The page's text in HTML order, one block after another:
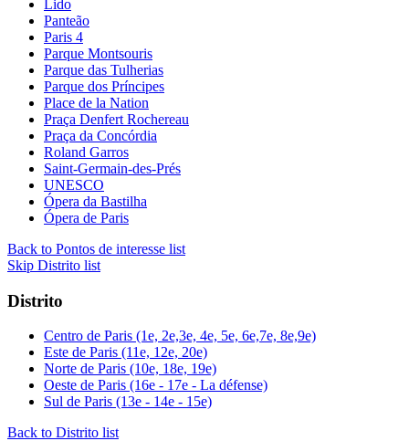
Lido
Panteão
Paris 4
Parque Montsouris
Parque das Tulherias
Parque dos Príncipes
Place de la Nation
Praça Denfert Rochereau
Praça da Concórdia
Roland Garros
Saint-Germain-des-Prés
UNESCO
Ópera da Bastilha
Ópera de Paris
Back to Pontos de interesse list
Skip Distrito list
Distrito
Centro de Paris (1e, 2e,3e, 4e, 5e, 6e,7e, 8e,9e)
Este de Paris (11e, 12e, 20e)
Norte de Paris (10e, 18e, 19e)
Oeste de Paris (16e - 17e - La défense)
Sul de Paris (13e - 14e - 15e)
Back to Distrito list